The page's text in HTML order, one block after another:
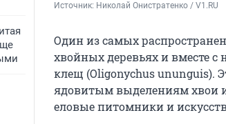
Источник: Николай Онистратенко / V1.RU
Один из самых
хвойных деревьях и вместе
клещ (Oligonychus ununguis).
ядовитым выделениям хвои и
еловые питомники и